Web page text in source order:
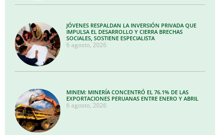
JÓVENES RESPALDAN LA INVERSIÓN PRIVADA QUE
IMPULSA EL DESARROLLO Y CIERRA BRECHAS
SOCIALES, SOSTIENE ESPECIALISTA
6 agosto, 2026
MINEM: MINERÍA CONCENTRÓ EL 76.1% DE LAS
EXPORTACIONES PERUANAS ENTRE ENERO Y ABRIL
6 agosto, 2026